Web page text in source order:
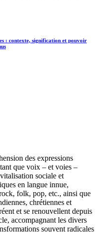
: contexte, signification et pouvoir
des expressions
que voix – et voies –
sociale et
en langue innue,
folk, pop, etc., ainsi que
chrétiennes et
et se renouvellent depuis
accompagnant les divers
souvent radicales